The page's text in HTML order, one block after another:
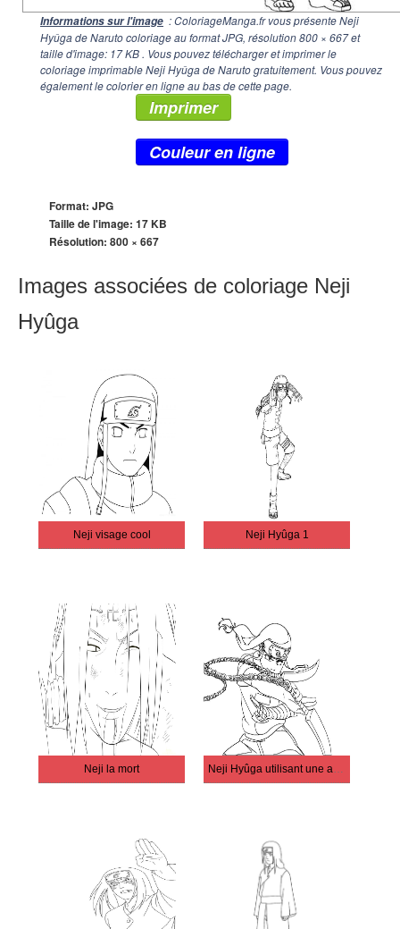
Informations sur l'image : ColoriageManga.fr vous présente Neji
Hyûga de Naruto coloriage au format JPG, résolution800 × 667et
taille d'image: 17 KB . Vous pouvez télécharger et imprimer le
coloriage imprimable Neji Hyûga de Naruto gratuitement. Vous pouvez
également le colorier en ligne au bas de cette page.
Imprimer
Couleur en ligne
Format: JPG
Taille de l'image: 17 KB
Résolution: 800 × 667
Images associées de coloriage Neji
Hyûga
Neji visage cool Neji Hyûga 1
Neji la mort Neji Hyûga utilisant une arme